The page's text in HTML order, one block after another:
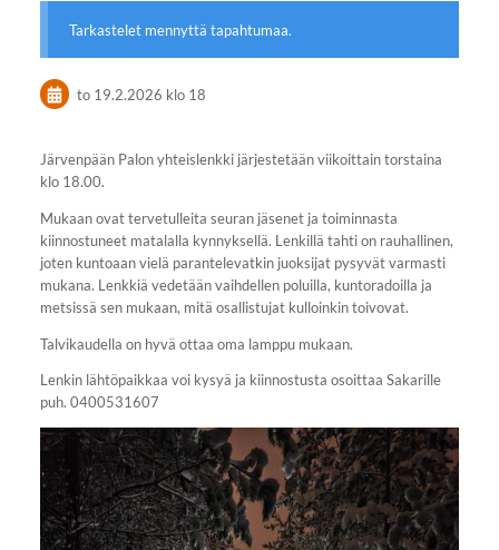
Tarkastelet mennyttä tapahtumaa.
to 19.2.2026 klo 18
Järvenpään Palon yhteislenkki järjestetään viikoittain torstaina
klo 18.00.
Mukaan ovat tervetulleita seuran jäsenet ja toiminnasta
kiinnostuneet matalalla kynnyksellä. Lenkillä tahti on rauhallinen,
joten kuntoaan vielä parantelevatkin juoksijat pysyvät varmasti
mukana. Lenkkiä vedetään vaihdellen poluilla, kuntoradoilla ja
metsissä sen mukaan, mitä osallistujat kulloinkin toivovat.
Talvikaudella on hyvä ottaa oma lamppu mukaan.
Lenkin lähtöpaikkaa voi kysyä ja kiinnostusta osoittaa Sakarille
puh. 0400531607